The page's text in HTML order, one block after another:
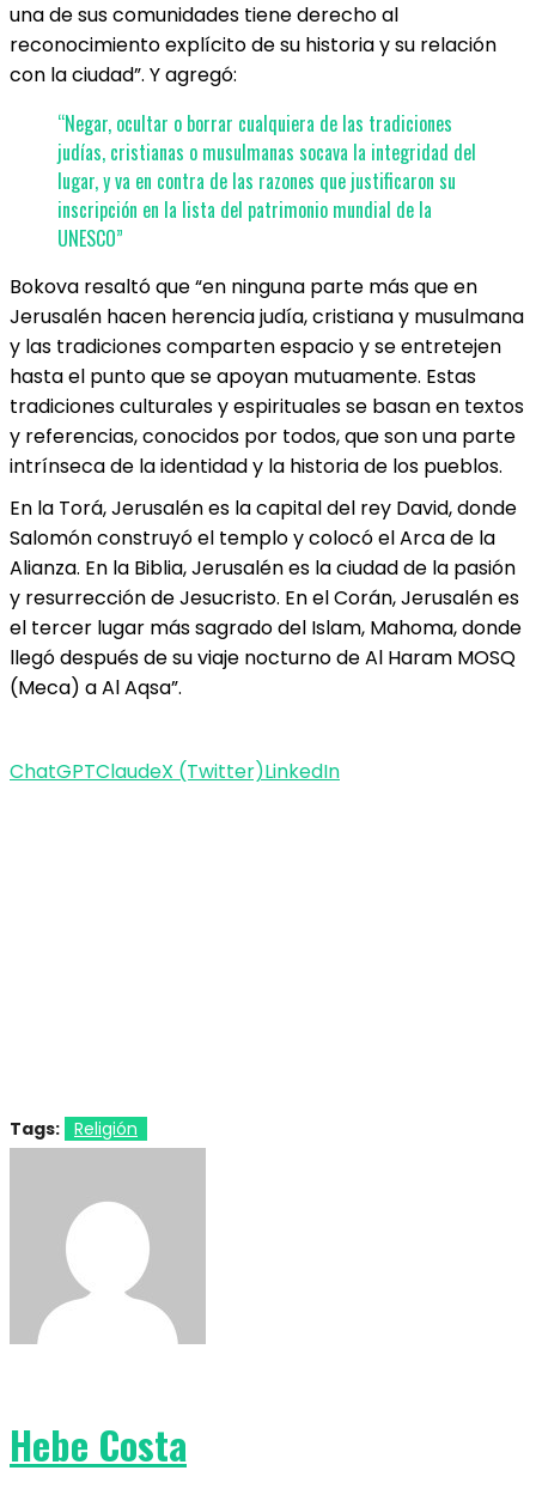
una de sus comunidades tiene derecho al
reconocimiento explícito de su historia y su relación
con la ciudad”. Y agregó:
“Negar, ocultar o borrar cualquiera de las tradiciones
judías, cristianas o musulmanas socava la integridad del
lugar, y va en contra de las razones que justificaron su
inscripción en la lista del patrimonio mundial de la
UNESCO”
Bokova resaltó que “en ninguna parte más que en
Jerusalén hacen herencia judía, cristiana y musulmana
y las tradiciones comparten espacio y se entretejen
hasta el punto que se apoyan mutuamente. Estas
tradiciones culturales y espirituales se basan en textos
y referencias, conocidos por todos, que son una parte
intrínseca de la identidad y la historia de los pueblos.
En la Torá, Jerusalén es la capital del rey David, donde
Salomón construyó el templo y colocó el Arca de la
Alianza. En la Biblia, Jerusalén es la ciudad de la pasión
y resurrección de Jesucristo. En el Corán, Jerusalén es
el tercer lugar más sagrado del Islam, Mahoma, donde
llegó después de su viaje nocturno de Al Haram MOSQ
(Meca) a Al Aqsa”.
ChatGPTClaudeX (Twitter)LinkedIn
Tags: Religión
Hebe Costa